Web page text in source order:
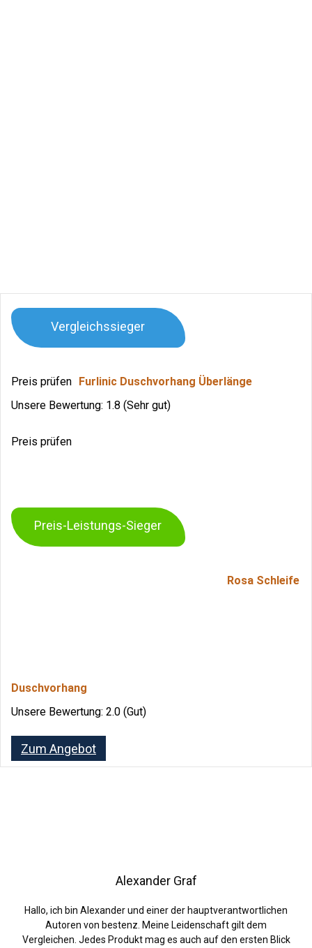
Vergleichssieger
Preis prüfen Furlinic Duschvorhang Überlänge
Unsere Bewertung: 1.8 (Sehr gut)
Preis prüfen
Preis-Leistungs-Sieger
Rosa Schleife
Duschvorhang
Unsere Bewertung: 2.0 (Gut)
Zum Angebot
Alexander Graf
Hallo, ich bin Alexander und einer der hauptverantwortlichen
Autoren von bestenz. Meine Leidenschaft gilt dem
Vergleichen. Jedes Produkt mag es auch auf den ersten Blick